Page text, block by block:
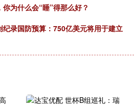
为什么会“睡”得那么好？
纪录国防预算：750亿美元将用于建立